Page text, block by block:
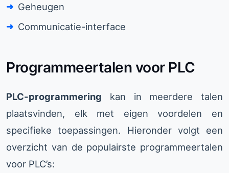
Geheugen
Communicatie-interface
Programmeertalen voor PLC
PLC-programmering kan in meerdere talen
plaatsvinden, elk met eigen voordelen en
specifieke toepassingen. Hieronder volgt een
overzicht van de populairste programmeertalen
voor PLC’s: